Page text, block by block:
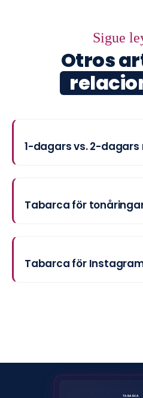
Sigue
Otros
1-dagars vs. 2-
Tabarca för
Tabarca för
TABARCA